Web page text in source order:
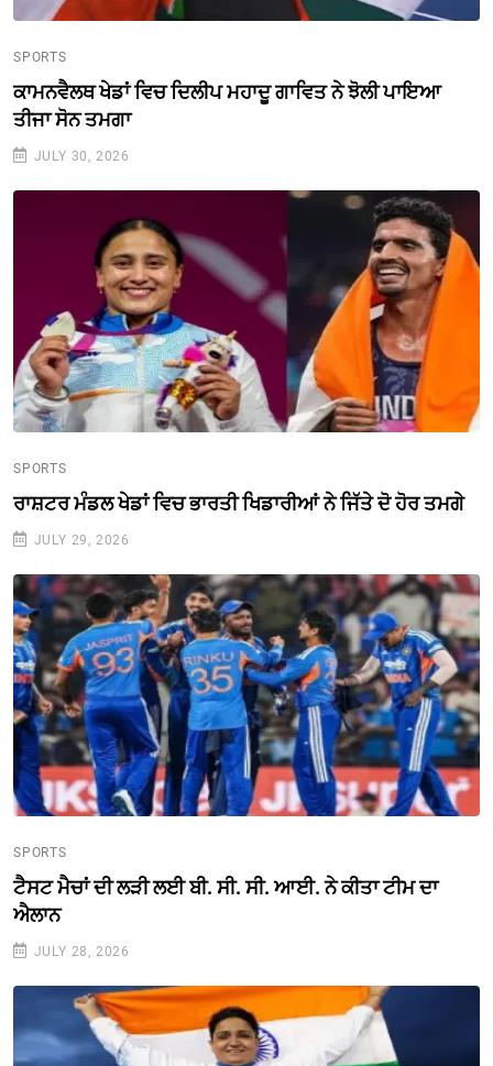
SPORTS
ਕਾਮਨਵੈਲਥ ਖੇਡਾਂ ਵਿਚ ਦਿਲੀਪ ਮਹਾਦੂ ਗਾਵਿਤ ਨੇ ਝੋਲੀ ਪਾਇਆ
ਤੀਜਾ ਸੋਨ ਤਮਗਾ
JULY 30, 2026
SPORTS
ਰਾਸ਼ਟਰ ਮੰਡਲ ਖੇਡਾਂ ਵਿਚ ਭਾਰਤੀ ਖਿਡਾਰੀਆਂ ਨੇ ਜਿੱਤੇ ਦੋ ਹੋਰ ਤਮਗੇ
JULY 29, 2026
SPORTS
ਟੈਸਟ ਮੈਚਾਂ ਦੀ ਲੜੀ ਲਈ ਬੀ. ਸੀ. ਸੀ. ਆਈ. ਨੇ ਕੀਤਾ ਟੀਮ ਦਾ
ਐਲਾਨ
JULY 28, 2026